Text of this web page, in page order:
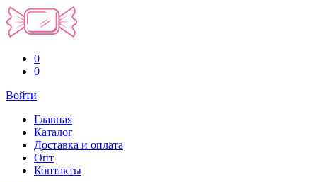
0
0
Войти
Главная
Каталог
Доставка и оплата
Опт
Контакты